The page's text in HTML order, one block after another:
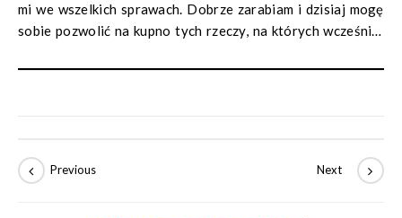
mi we wszelkich sprawach. Dobrze zarabiam i dzisiaj mogę
sobie pozwolić na kupno tych rzeczy, na których wcześniej
pracuje w Niemczech. Razem możemy korzystać z uroków